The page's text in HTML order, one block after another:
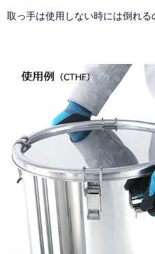
取っ手は使用しない時には倒れる